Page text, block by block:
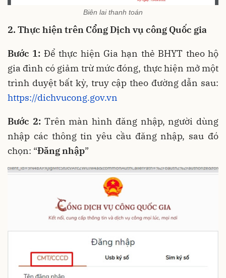
Biên lai thanh toán
2. Thực hiện trên Cổng Dịch vụ công Quốc gia
Bước 1: Để thực hiện Gia hạn thẻ BHYT theo hộ
gia đình có giảm trừ mức đóng, thực hiện mở một
trình duyệt bất kỳ, truy cập theo đường dẫn sau:
https://dichvucong.gov.vn
Bước 2:Trên màn hình đăng nhập, người dùng
nhập các thông tin yêu cầu đăng nhập, sau đó
chọn: “Đăng nhập”